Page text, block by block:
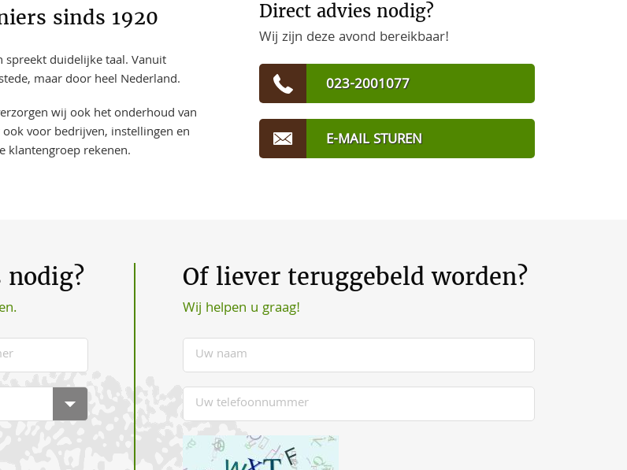
sinds 1920
spreekt duidelijke taal. Vanuit
maar door heel Nederland.
wij ook het onderhoud van
voor bedrijven, instellingen en
klantengroep rekenen.
Direct advies nodig?
Wij zijn deze avond bereikbaar!
023-2001077
E-MAIL STUREN
nodig? Of liever teruggebeld worden?
Wij helpen u graag!